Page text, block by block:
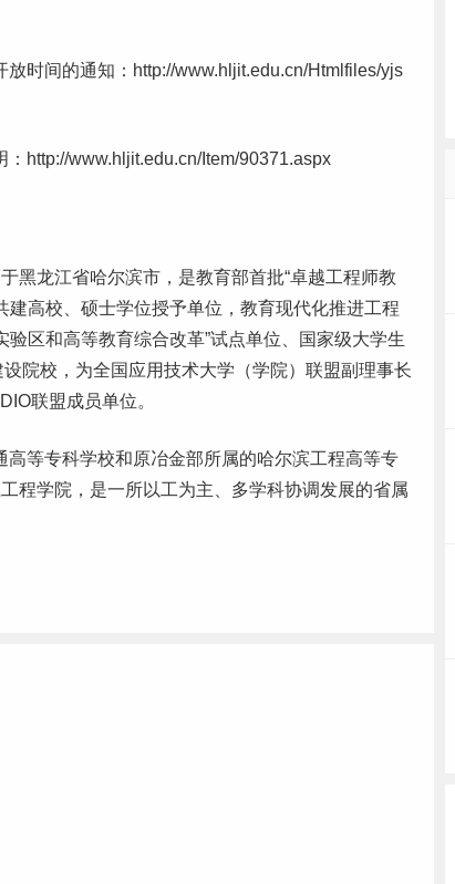
时间的通知：http://www.hljit.edu.cn/Htmlfiles/yjs
http://www.hljit.edu.cn/Item/90371.aspx
黑龙江省哈尔滨市，是教育部首批“卓越工程师教
高校、硕士学位授予单位，教育现代化推进工程
区和高等教育综合改革”试点单位、国家级大学生
院校，为全国应用技术大学（学院）联盟副理事长
联盟成员单位。
高等专科学校和原冶金部所属的哈尔滨工程高等专
程学院，是一所以工为主、多学科协调发展的省属